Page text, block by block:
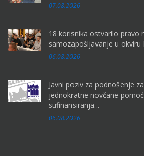
07.08.2026
18 korisnika ostvarilo pravo
samozapošljavanje u okviru
06.08.2026
Javni poziv za podnošenje
jednokratne novčane
sufinansiranja...
06.08.2026